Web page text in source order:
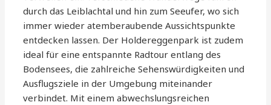
durch das Leiblachtal und hin zum Seeufer, wo sich
immer wieder atemberaubende Aussichtspunkte
entdecken lassen. Der Holdereggenpark ist zudem
ideal für eine entspannte Radtour entlang des
Bodensees, die zahlreiche Sehenswürdigkeiten und
Ausflugsziele in der Umgebung miteinander
verbindet. Mit einem abwechslungsreichen